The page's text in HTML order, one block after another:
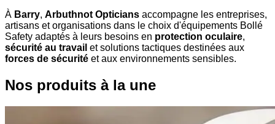
À Barry, Arbuthnot Opticians accompagne les entreprises,
artisans et organisations dans le choix d'équipements Bollé
Safety adaptés à leurs besoins en protection oculaire,
sécurité au travail et solutions tactiques destinées aux
forces de sécurité et aux environnements sensibles.
Nos produits à la une